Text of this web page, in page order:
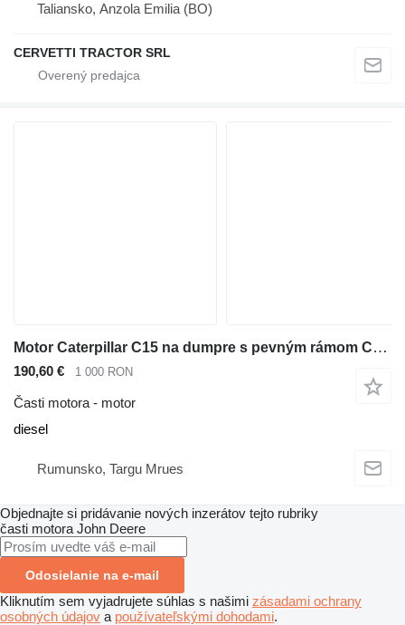
Taliansko, Anzola Emilia (BO)
CERVETTI TRACTOR SRL
Motor Caterpillar C15 na dumpre s pevným rámom Caterpillar 770 772 773 775
190,60 € 1 000 RON
Časti motora - motor
diesel
Rumunsko, Targu Mrues
Objednajte si pridávanie nových inzerátov tejto rubriky
časti motora John Deere
Odosielanie na e-mail
Kliknutím sem vyjadrujete súhlas s našimi zásadami ochrany
osobných údajov a používateľskými dohodami.